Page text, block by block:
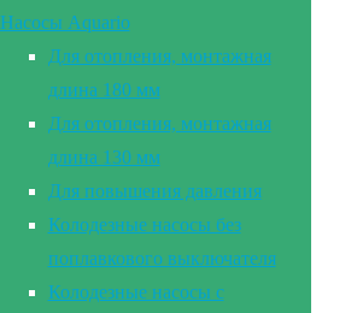
Насосы Aquario
Для отопления, монтажная
длина 180 мм
Для отопления, монтажная
длина 130 мм
Для повышения давления
Колодезные насосы без
поплавкового выключателя
Колодезные насосы с